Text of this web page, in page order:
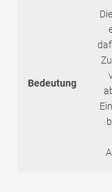
Bedeutung